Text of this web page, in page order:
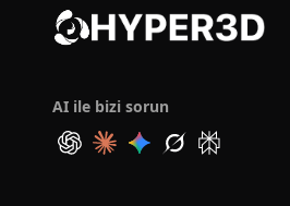
AI ile bizi sorun